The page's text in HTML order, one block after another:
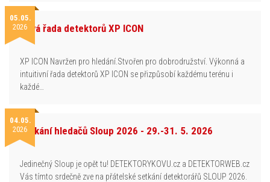
05.05.
2026Nová řada detektorů XP ICON
XP ICON Navržen pro hledání.Stvořen pro dobrodružství. Výkonná a
intuitivní řada detektorů XP ICON se přizpůsobí každému terénu i
každé…
04.05.
2026Setkání hledačů Sloup 2026 - 29.-31. 5. 2026
Jedinečný Sloup je opět tu! DETEKTORYKOVU.cz a DETEKTORWEB.cz
Vás tímto srdečně zve na přátelské setkání detektorářů SLOUP 2026.